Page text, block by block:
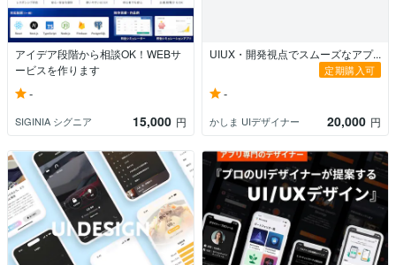
アイデア段階から相談OK！WEBサ
ービスを作ります
-
SIGINIA シグニア 15,000 円
UIUX・開発視点でスムーズなアプ...
定期購入可
-
かしま UIデザイナー 20,000 円